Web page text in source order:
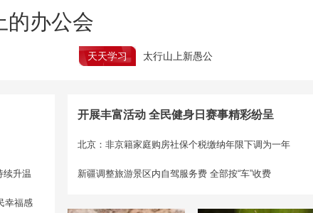
的办公会
天天学习 太行山上新愚公
续升温
幸福感
开展丰富活动 全民健身日赛事精彩纷呈
北京：非京籍家庭购房社保个税缴纳年限下调为一年
新疆调整旅游景区内自驾服务费 全部按“车”收费